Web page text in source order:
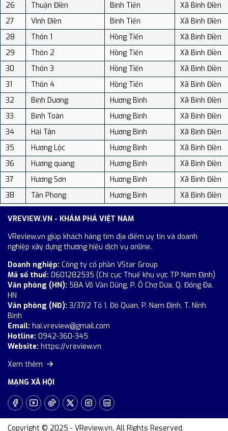
26
Thuận Điền Bình Tiến
Xã Bình Điền
27
Vinh Điền Bình Tiến
Xã Bình Điền
28
Thôn 1 Hồng Tiến
Xã Bình Điền
29
Thôn 2 Hồng Tiến
Xã Bình Điền
30
Thôn 3 Hồng Tiến
Xã Bình Điền
31
Thôn 4 Hồng Tiến
Xã Bình Điền
32
Bình Dương Hương Bình
Xã Bình Điền
33
Bình Toàn Hương Bình
Xã Bình Điền
34
Hải Tân Hương Bình
Xã Bình Điền
35
Hương Lộc Hương Bình
Xã Bình Điền
36
Hương quang Hương Bình
Xã Bình Điền
37
Hương Sơn Hương Bình
Xã Bình Điền
38
Tân Phong Hương Bình Xã Bình Điền
VREVIEW.VN - KHÁM PHÁ VIỆT NAM
VReview.vn giúp khách hàng tìm địa điểm uy tín và doanh
nghiệp xây dựng thương hiệu dịch vụ online.
Doanh nghiệp: Công ty cổ phần VStar Group
Mã số thuế: 0601282535 (Chi cục Thuế khu vực TP Nam Định)
Văn phòng (HN): 58A Võ Văn Dũng, P. Ô Chợ Dừa, Q. Đống Đa,
HN
Văn phòng (NĐ): 3/37/2 Tổ 1, Đò Quan, P. Nam Định, T. Ninh
Bình
Email: hai.vreview@gmail.com
Hotline: 0942-360-345
Website: https://vreview.vn
Xem thêm
MẠNG XÃ HỘI
Copyright © 2025 - VReview.vn. All Rights Reserved.